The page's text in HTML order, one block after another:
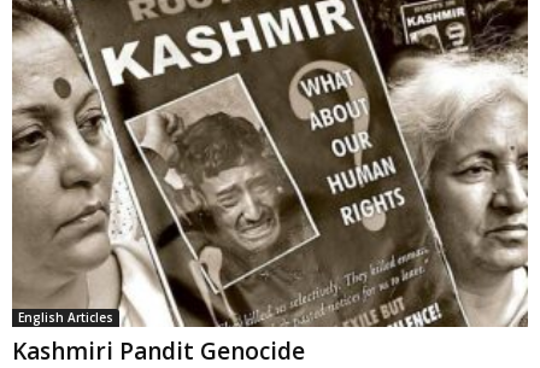
English Articles
Kashmiri Pandit Genocide